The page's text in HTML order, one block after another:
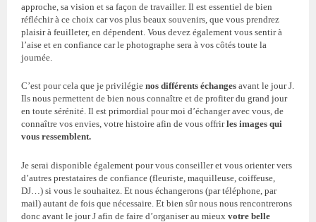
approche, sa vision et sa façon de travailler. Il est essentiel de bien
réfléchir à ce choix car vos plus beaux souvenirs, que vous prendrez
plaisir à feuilleter, en dépendent. Vous devez également vous sentir à
l’aise et en confiance car le photographe sera à vos côtés toute la
journée.
C’est pour cela que je privilégienos différents échanges avant le jour J.
Ils nous permettent de bien nous connaître et de profiter du grand jour
en toute sérénité. Il est primordial pour moi d’échanger avec vous, de
connaître vos envies, votre histoire afin de vous offrirles images qui
vous ressemblent.
Je serai disponible également pour vous conseiller et vous orienter vers
d’autres prestataires de confiance (fleuriste, maquilleuse, coiffeuse,
DJ…) si vous le souhaitez. Et nous échangerons (par téléphone, par
mail) autant de fois que nécessaire. Et bien sûr nous nous rencontrerons
donc avant le jour J afin de faire d’organiser au mieux votre belle